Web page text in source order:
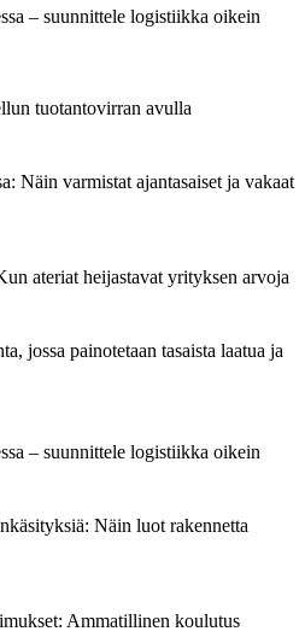
– suunnittele logistiikka oikein
tuotantovirran avulla
Näin varmistat ajantasaiset ja vakaat
ateriat heijastavat yrityksen arvoja
jossa painotetaan tasaista laatua ja
– suunnittele logistiikka oikein
Näin luot rakennetta
Ammatillinen koulutus